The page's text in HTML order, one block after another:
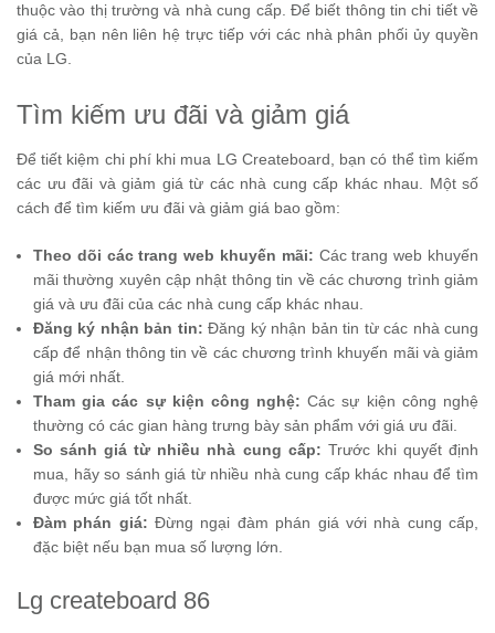
thuộc vào thị trường và nhà cung cấp. Để biết thông tin chi tiết về
giá cả, bạn nên liên hệ trực tiếp với các nhà phân phối ủy quyền
của LG.
Tìm kiếm ưu đãi và giảm giá
Để tiết kiệm chi phí khi mua LG Createboard, bạn có thể tìm kiếm
các ưu đãi và giảm giá từ các nhà cung cấp khác nhau. Một số
cách để tìm kiếm ưu đãi và giảm giá bao gồm:
Theo dõi các trang web khuyến mãi: Các trang web khuyến
mãi thường xuyên cập nhật thông tin về các chương trình giảm
giá và ưu đãi của các nhà cung cấp khác nhau.
Đăng ký nhận bản tin: Đăng ký nhận bản tin từ các nhà cung
cấp để nhận thông tin về các chương trình khuyến mãi và giảm
giá mới nhất.
Tham gia các sự kiện công nghệ: Các sự kiện công nghệ
thường có các gian hàng trưng bày sản phẩm với giá ưu đãi.
So sánh giá từ nhiều nhà cung cấp: Trước khi quyết định
mua, hãy so sánh giá từ nhiều nhà cung cấp khác nhau để tìm
được mức giá tốt nhất.
Đàm phán giá: Đừng ngại đàm phán giá với nhà cung cấp,
đặc biệt nếu bạn mua số lượng lớn.
Lg createboard 86